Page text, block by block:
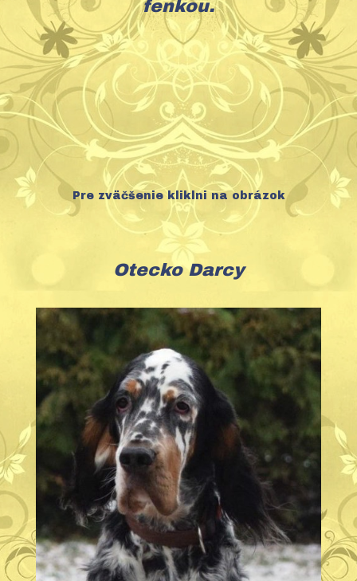
fenkou.
Pre zväčšenie kliklni na obrázok
Otecko Darcy